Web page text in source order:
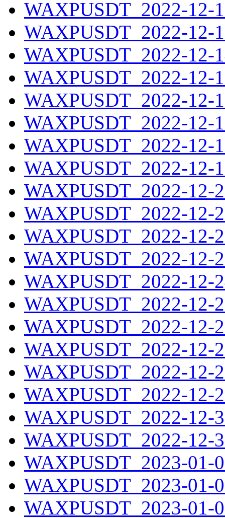
WAXPUSDT_2022-12-
WAXPUSDT_2022-12-
WAXPUSDT_2022-12-
WAXPUSDT_2022-12-
WAXPUSDT_2022-12-
WAXPUSDT_2022-12-
WAXPUSDT_2022-12-
WAXPUSDT_2022-12-
WAXPUSDT_2022-12-
WAXPUSDT_2022-12-
WAXPUSDT_2022-12-
WAXPUSDT_2022-12-
WAXPUSDT_2022-12-
WAXPUSDT_2022-12-
WAXPUSDT_2022-12-
WAXPUSDT_2022-12-
WAXPUSDT_2022-12-
WAXPUSDT_2022-12-
WAXPUSDT_2022-12-
WAXPUSDT_2022-12-
WAXPUSDT_2023-01-
WAXPUSDT_2023-01-
WAXPUSDT_2023-01-